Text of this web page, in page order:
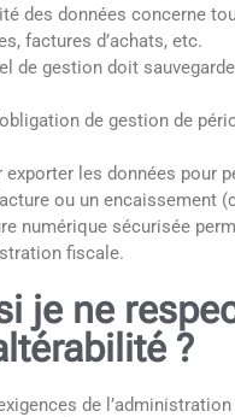
des données concerne
factures d’achats, etc.
de gestion doit
de gestion de
les données pour
ou un encaissement
numérique sécurisée
fiscale.
je ne
?
de